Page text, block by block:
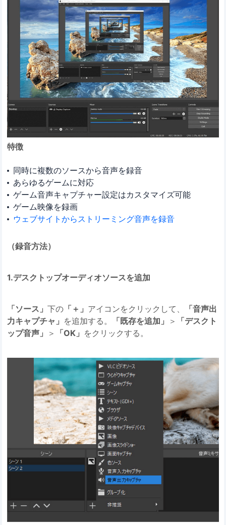
特徴
同時に複数のソースから音声を録音
あらゆるゲームに対応
ゲーム音声キャプチャー設定はカスタマイズ可能
ゲーム映像を録画
ウェブサイトからストリーミング音声を録音
（録音方法）
1.デスクトップオーディオソースを追加
「ソース」下の 「＋」 アイコンをクリックして、
「音声出
力キャプチャ」 を追加する。 「既存を追加」 ＞
「デスクト
ップ音声」
＞ 「OK」 をクリックする。